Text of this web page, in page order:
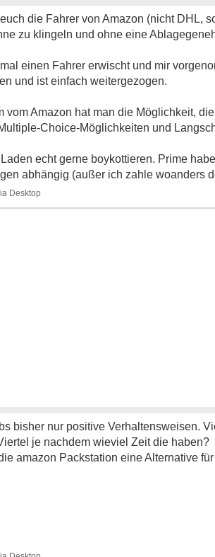
die Fahrer von Amazon (nicht DHL,
zu klingeln und ohne eine
einen Fahrer erwischt und mir
und ist einfach weitergezogen.
vom Amazon hat man die Möglichkeit,
Choice-Möglichkeiten und
echt gerne boykottieren. Prime
abhängig (außer ich zahle woanders
bisher nur positive Verhaltensweisen.
je nachdem wieviel Zeit die haben?
amazon Packstation eine Alternative